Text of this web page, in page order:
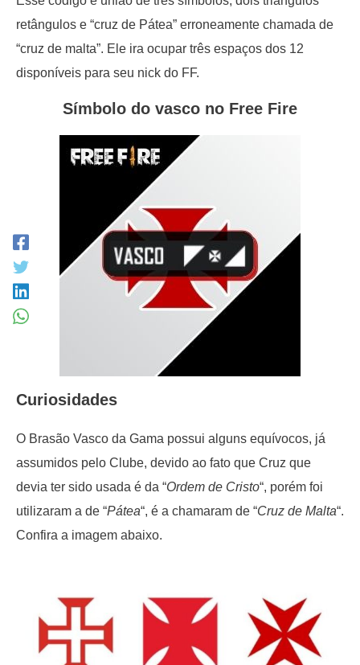
retângulos e “cruz de Pátea” erroneamente chamada de
“cruz de malta”. Ele ira ocupar três espaços dos 12
disponíveis para seu nick do FF.
Símbolo do vasco no Free Fire
Curiosidades
O Brasão Vasco da Gama possui alguns equívocos, já
assumidos pelo Clube, devido ao fato que Cruz que
devia ter sido usada é da “Ordem de Cristo“, porém foi
utilizaram a de “Pátea“, é a chamaram de “Cruz de Malta“.
Confira a imagem abaixo.